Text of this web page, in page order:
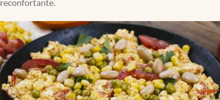
reconfortante.